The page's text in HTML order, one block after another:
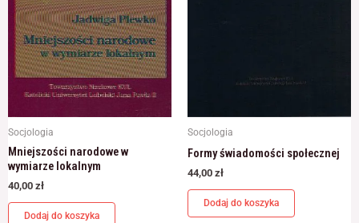
Socjologia
Mniejszości narodowe w
wymiarze lokalnym
40,00 zł
Dodaj do koszyka
Socjologia
Formy świadomości społecznej
44,00 zł
Dodaj do koszyka